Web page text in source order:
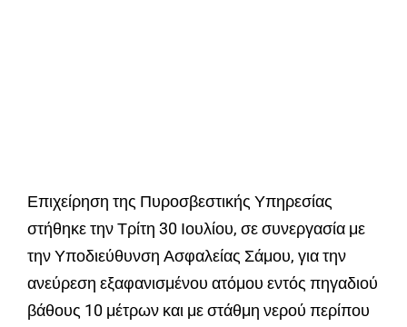
Επιχείρηση της Πυροσβεστικής Υπηρεσίας
στήθηκε την Τρίτη 30 Ιουλίου, σε συνεργασία με
την Υποδιεύθυνση Ασφαλείας Σάμου, για την
ανεύρεση εξαφανισμένου ατόμου εντός πηγαδιού
βάθους 10 μέτρων και με στάθμη νερού περίπου